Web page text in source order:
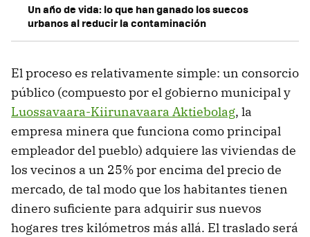
Un año de vida: lo que han ganado los suecos
urbanos al reducir la contaminación
El proceso es relativamente simple: un consorcio
público (compuesto por el gobierno municipal y
Luossavaara-Kiirunavaara Aktiebolag, la
empresa minera que funciona como principal
empleador del pueblo) adquiere las viviendas de
los vecinos a un 25% por encima del precio de
mercado, de tal modo que los habitantes tienen
dinero suficiente para adquirir sus nuevos
hogares tres kilómetros más allá. El traslado será